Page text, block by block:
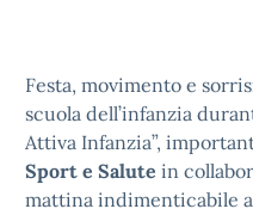
Festa, movimento e
scuola dell’infanzia
Attiva Infanzia”,
Sport e Salute in
mattina indimenticabile